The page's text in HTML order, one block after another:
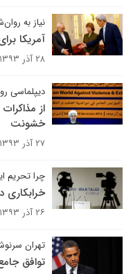
نیاز به
آمریکا
۲۸ آذر ۱۳۹۳
دیپلماسی
از
خشونت
۲۷ آذر ۱۳۹۳
چرا تحریم‌
خرابکاری
۲۶ آذر ۱۳۹۳
تهران
توافق